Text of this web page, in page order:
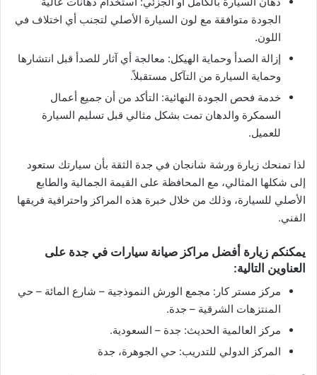
الجودة متوافقة مع لون السيارة الأصلي لتجنب أي اختلاف في
اللون.
إزالة الصدأ وحماية الهيكل: معالجة أي آثار للصدأ قبل انتشارها
وحماية السيارة من التآكل مستقبلاً.
خدمة فحص الجودة النهائية: التأكد من أن جميع أعمال
السمكرة والدهان تمت بشكل مثالي قبل تسليم السيارة
للعميل.
لذا تمنحك زيارة ورشة شانجان في جدة الثقة بأن سيارتك ستعود
إلى شكلها المثالي، مع المحافظة على القيمة الجمالية والطابع
الأصلي للسيارة، وذلك من خلال خبرة هذه المراكز واحترافية فريقها
الفني.
يمكنكم زيارة أفضل مراكز صيانة سيارات في جدة على
العناوين التالية:
مركز مستر كار: مجمع الورش النموذجية – شارع المائة – حي
المنتزهات الشرقية – جدة.
مركز العالمية الحديث: جدة – السعودية.
المركز الدولي للتدريب: حي الجوهرة، جدة